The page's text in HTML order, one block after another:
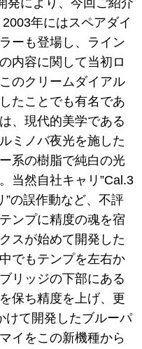
年にはスペアダイ
ーも登場し、ライン
内容に関して当初ロ
のクリームダイアル
たことでも有名であ
、現代的美学である
ミノバ夜光を施した
系の樹脂で純白の光
当然自社キャリ”Cal.3
”の誤作動など、不評
ンプに精度の魂を宿
スが始めて開発した
でもテンプを左右か
リッジの下部にある
保ち精度を上げ、更
けて開発したブルーパ
イをこの新機種から